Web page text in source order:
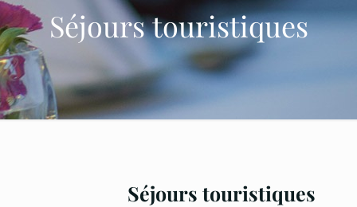
Séjours touristiques
Séjours touristiques